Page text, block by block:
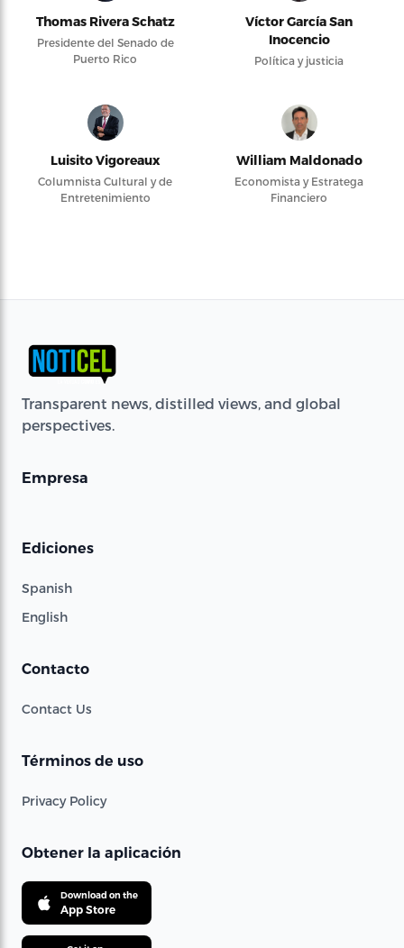
Thomas Rivera Schatz
Presidente del Senado de
Puerto Rico
Víctor García San
Inocencio
Política y justicia
Luisito Vigoreaux
Columnista Cultural y de
Entretenimiento
William Maldonado
Economista y Estratega
Financiero
Transparent news, distilled views, and global
perspectives.
Empresa
Ediciones
Spanish
English
Contacto
Contact Us
Términos de uso
Privacy Policy
Obtener la aplicación
Download on the
App Store